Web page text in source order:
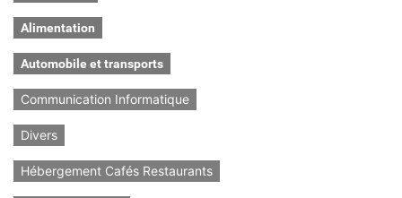
Alimentation
Automobile et transports
Communication Informatique
Divers
Hébergement Cafés Restaurants